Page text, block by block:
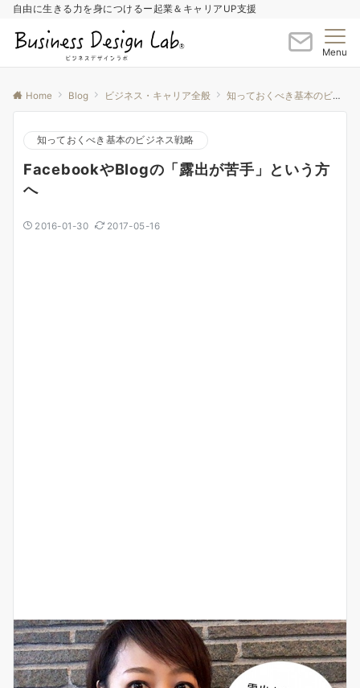
自由に生きる力を身につけるー起業＆キャリアUP支援
Menu
Home Blog ビジネス・キャリア全般 知っておくべき基本のビジネス戦略
知っておくべき基本のビジネス戦略
FacebookやBlogの「露出が苦手」という方
へ
2016-01-30 2017-05-16